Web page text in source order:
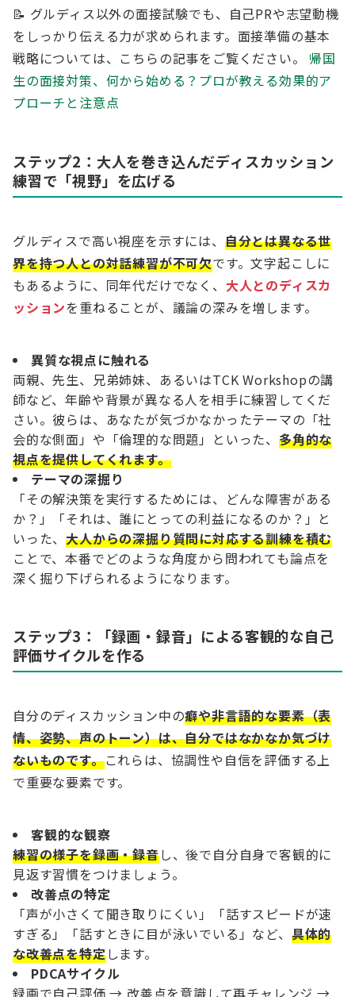
📝 グルディス以外の面接試験でも、自己PRや志望動機
をしっかり伝える力が求められます。面接準備の基本
戦略については、こちらの記事をご覧ください。 帰国
生の面接対策、何から始める？プロが教える効果的ア
プローチと注意点
ステップ2：大人を巻き込んだディスカッション
練習で「視野」を広げる
グルディスで高い視座を示すには、 自分とは異なる世
界を持つ人との対話練習が不可欠です。文字起こしに
もあるように、同年代だけでなく、 大人とのディスカ
ッションを重ねることが、議論の深みを増します。
異質な視点に触れる
両親、先生、兄弟姉妹、あるいはTCK Workshopの講
師など、年齢や背景が異なる人を相手に練習してくだ
さい。彼らは、あなたが気づかなかったテーマの「社
会的な側面」や「倫理的な問題」といった、多角的な
視点を提供してくれます。
テーマの深掘り
「その解決策を実行するためには、どんな障害がある
か？」「それは、誰にとっての利益になるのか？」と
いった、大人からの深掘り質問に対応する訓練を積む
ことで、本番でどのような角度から問われても論点を
深く掘り下げられるようになります。
ステップ3：「録画・録音」による客観的な自己
評価サイクルを作る
自分のディスカッション中の癖や非言語的な要素（表
情、姿勢、声のトーン）は、自分ではなかなか気づけ
ないものです。これらは、協調性や自信を評価する上
で重要な要素です。
客観的な観察
練習の様子を録画・録音し、後で自分自身で客観的に
見返す習慣をつけましょう。
改善点の特定
「声が小さくて聞き取りにくい」「話すスピードが速
すぎる」「話すときに目が泳いでいる」など、 具体的
な改善点を特定します。
PDCAサイクル